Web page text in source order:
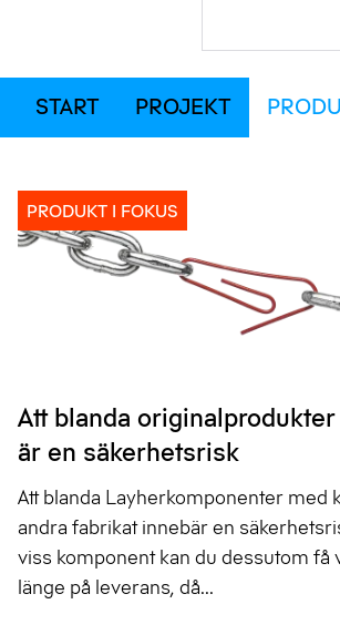
START PROJEKT
PRODUKT I FOKUS
Att blanda
är en säkerhetsrisk
Att blanda Layherkomponenter med
andra fabrikat innebär en
viss komponent kan du dessutom få
länge på leverans, då...